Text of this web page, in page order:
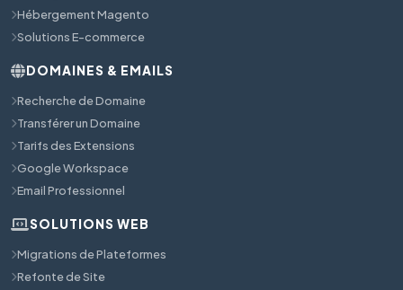
Hébergement Magento
Solutions E-commerce
DOMAINES & EMAILS
Recherche de Domaine
Transférer un Domaine
Tarifs des Extensions
Google Workspace
Email Professionnel
SOLUTIONS WEB
Migrations de Plateformes
Refonte de Site